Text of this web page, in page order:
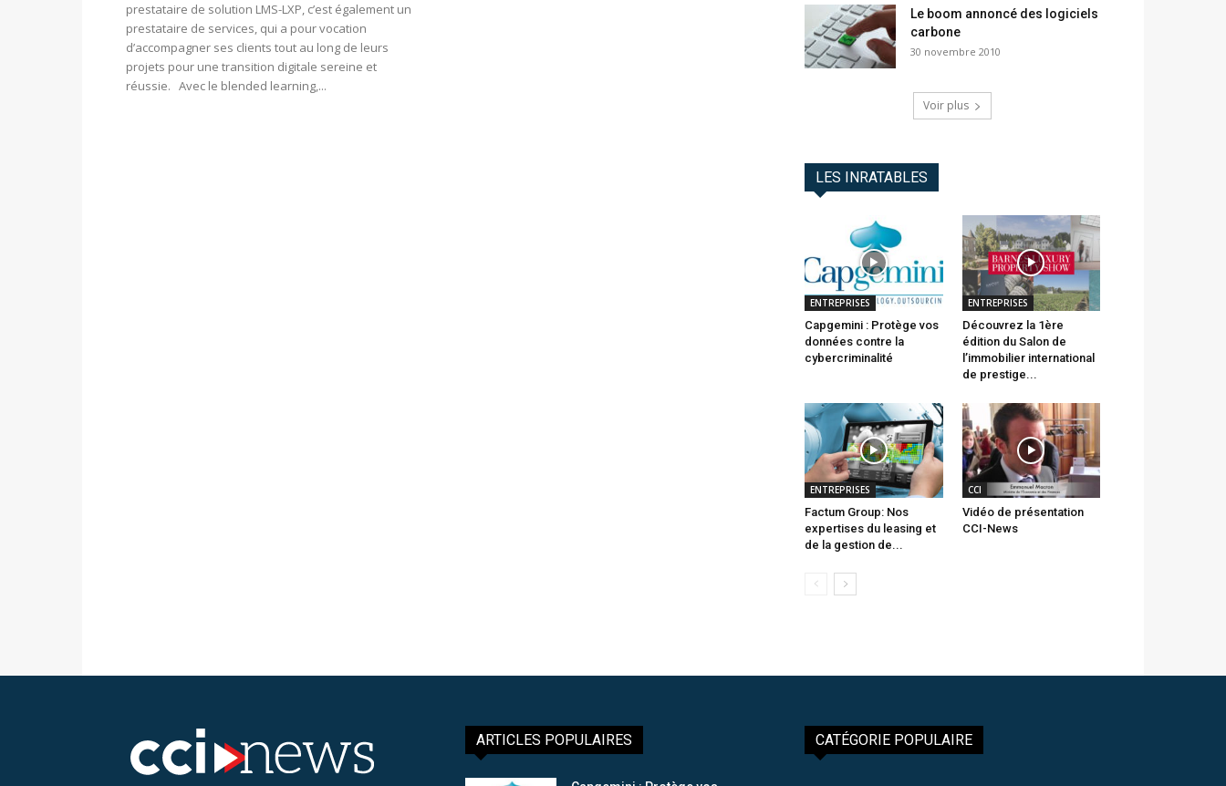
prestataire de solution LMS-LXP, c’est également un
prestataire de services, qui a pour vocation
d’accompagner ses clients tout au long de leurs
projets pour une transition digitale sereine et
réussie. Avec le blended learning,...
Le boom annoncé des logiciels
carbone
30 novembre 2010
Voir plus
LES INRATABLES
ENTREPRISES
Capgemini : Protège vos
données contre la
cybercriminalité
ENTREPRISES
Découvrez la 1ère
édition du Salon de
l’immobilier international
de prestige...
ENTREPRISES
Factum Group: Nos
expertises du leasing et
de la gestion de...
CCI
Vidéo de présentation
CCI-News
ARTICLES POPULAIRES CATÉGORIE POPULAIRE